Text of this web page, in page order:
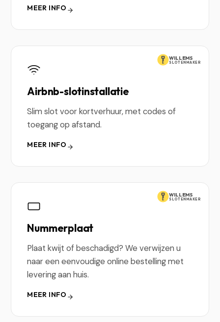
MEER INFO
WILLEMS
SLOTENMAKER
Airbnb-slotinstallatie
Slim slot voor kortverhuur, met codes of
toegang op afstand.
MEER INFO
WILLEMS
SLOTENMAKER
Nummerplaat
Plaat kwijt of beschadigd? We verwijzen u
naar een eenvoudige online bestelling met
levering aan huis.
MEER INFO